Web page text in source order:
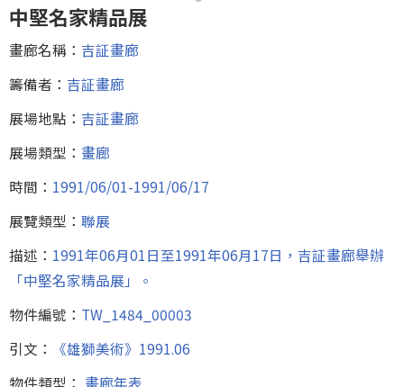
中堅名家精品展
畫廊名稱： 吉証畫廊
籌備者： 吉証畫廊
展場地點： 吉証畫廊
展場類型： 畫廊
時間： 1991/06/01-1991/06/17
展覽類型： 聯展
描述： 1991年06月01日至1991年06月17日，吉証畫廊舉辦
「中堅名家精品展」。
物件編號： TW_1484_00003
引文：
《雄獅美術》1991.06
物件類型： 畫廊年表